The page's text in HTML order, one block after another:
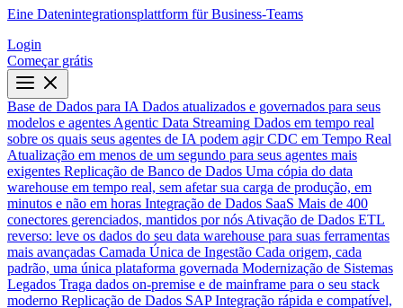
Eine Datenintegrationsplattform für Business-Teams
Login
Começar grátis
Base de Dados para IA Dados atualizados e governados para seus
modelos e agentes Agentic Data Streaming Dados em tempo real
sobre os quais seus agentes de IA podem agir CDC em Tempo Real
Atualização em menos de um segundo para seus agentes mais
exigentes Replicação de Banco de Dados Uma cópia do data
warehouse em tempo real, sem afetar sua carga de produção, em
minutos e não em horas Integração de Dados SaaS Mais de 400
conectores gerenciados, mantidos por nós Ativação de Dados ETL
reverso: leve os dados do seu data warehouse para suas ferramentas
mais avançadas Camada Única de Ingestão Cada origem, cada
padrão, uma única plataforma governada Modernização de Sistemas
Legados Traga dados on-premise e de mainframe para o seu stack
moderno Replicação de Dados SAP Integração rápida e compatível,